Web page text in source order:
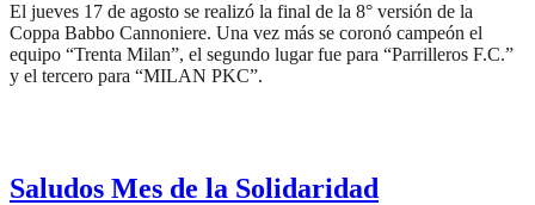
El jueves 17 de agosto se realizó la final de la 8° versión de la
Coppa Babbo Cannoniere. Una vez más se coronó campeón el
equipo “Trenta Milan”, el segundo lugar fue para “Parrilleros F.C.”
y el tercero para “MILAN PKC”.
Saludos Mes de la Solidaridad